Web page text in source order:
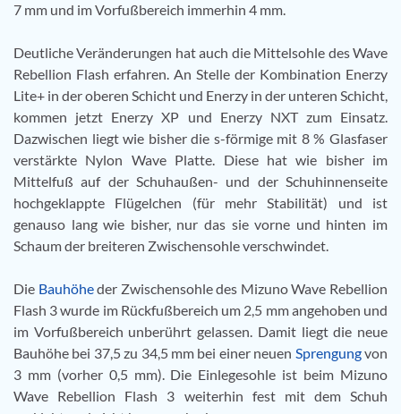
7 mm und im Vorfußbereich immerhin 4 mm.
Deutliche Veränderungen hat auch die Mittelsohle des Wave
Rebellion Flash erfahren. An Stelle der Kombination Enerzy
Lite+ in der oberen Schicht und Enerzy in der unteren Schicht,
kommen jetzt Enerzy XP und Enerzy NXT zum Einsatz.
Dazwischen liegt wie bisher die s-förmige mit 8 % Glasfaser
verstärkte Nylon Wave Platte. Diese hat wie bisher im
Mittelfuß auf der Schuhaußen- und der Schuhinnenseite
hochgeklappte Flügelchen (für mehr Stabilität) und ist
genauso lang wie bisher, nur das sie vorne und hinten im
Schaum der breiteren Zwischensohle verschwindet.
Die Bauhöheder Zwischensohle des Mizuno Wave Rebellion
Flash 3 wurde im Rückfußbereich um 2,5 mm angehoben und
im Vorfußbereich unberührt gelassen. Damit liegt die neue
Bauhöhe bei 37,5 zu 34,5 mm bei einer neuen Sprengungvon
3 mm (vorher 0,5 mm). Die Einlegesohle ist beim Mizuno
Wave Rebellion Flash 3 weiterhin fest mit dem Schuh